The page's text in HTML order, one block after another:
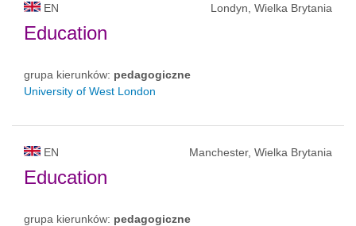
EN Londyn, Wielka Brytania
Education
grupa kierunków: pedagogiczne
University of West London
EN Manchester, Wielka Brytania
Education
grupa kierunków: pedagogiczne